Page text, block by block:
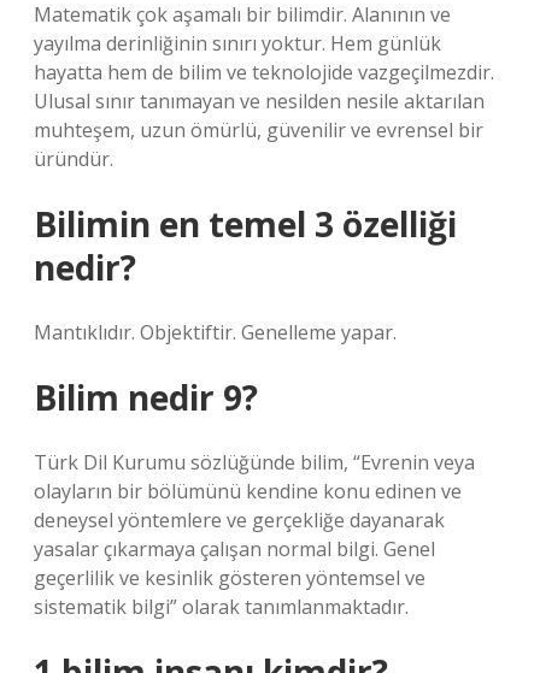
Matematik çok aşamalı bir bilimdir. Alanının ve
yayılma derinliğinin sınırı yoktur. Hem günlük
hayatta hem de bilim ve teknolojide vazgeçilmezdir.
Ulusal sınır tanımayan ve nesilden nesile aktarılan
muhteşem, uzun ömürlü, güvenilir ve evrensel bir
üründür.
Bilimin en temel 3 özelliği
nedir?
Mantıklıdır. Objektiftir. Genelleme yapar.
Bilim nedir 9?
Türk Dil Kurumu sözlüğünde bilim, “Evrenin veya
olayların bir bölümünü kendine konu edinen ve
deneysel yöntemlere ve gerçekliğe dayanarak
yasalar çıkarmaya çalışan normal bilgi. Genel
geçerlilik ve kesinlik gösteren yöntemsel ve
sistematik bilgi” olarak tanımlanmaktadır.